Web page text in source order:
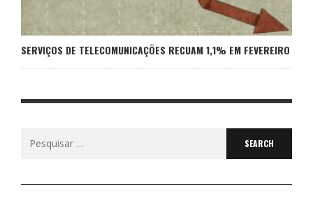
SERVIÇOS DE TELECOMUNICAÇÕES RECUAM 1,1% EM FEVEREIRO